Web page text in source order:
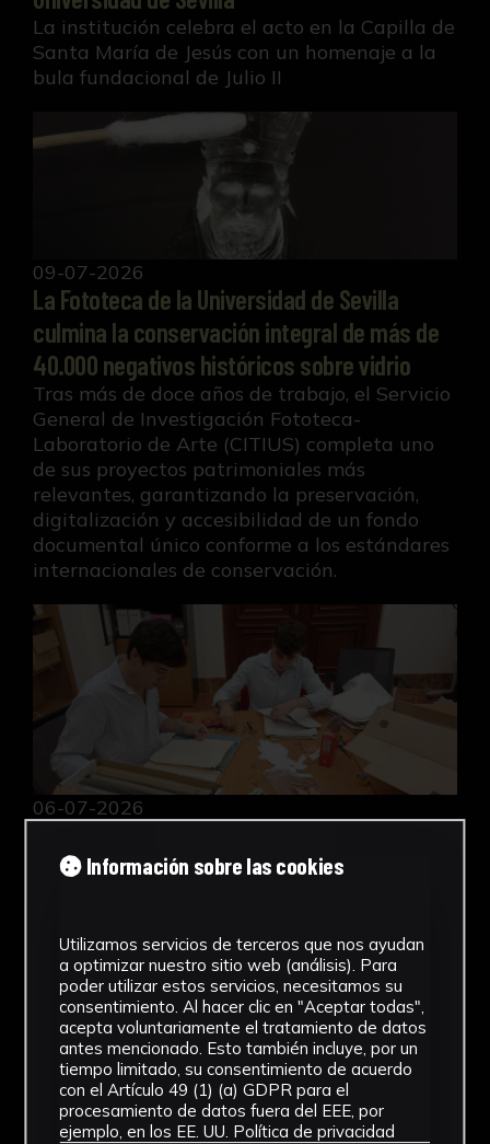
La institución celebra el acto en la Capilla de
Santa María de Jesús con un homenaje a la
bula fundacional de Julio II
La Fototeca de la Universidad de Sevilla
09-07-2026
La Fototeca de la Universidad de Sevilla
culmina la conservación integral de más de
40.000 negativos históricos sobre vidrio
Tras más de doce años de trabajo, el Servicio
General de Investigación Fototeca-
Laboratorio de Arte (CITIUS) completa uno
de sus proyectos patrimoniales más
relevantes, garantizando la preservación,
digitalización y accesibilidad de un fondo
documental único conforme a los estándares
internacionales de conservación.
La Universidad de Sevilla impulsa la
06-07-2026
conservación preventiva del Fondo José Luis
futura consulta
Fallece Manolo Cuervo, artista imprescindible
Información sobre las cookies
Utilizamos servicios de terceros que nos ayudan
a optimizar nuestro sitio web (análisis). Para
poder utilizar estos servicios, necesitamos su
consentimiento. Al hacer clic en "Aceptar todas",
acepta voluntariamente el tratamiento de datos
antes mencionado. Esto también incluye, por un
tiempo limitado, su consentimiento de acuerdo
con el Artículo 49 (1) (a) GDPR para el
procesamiento de datos fuera del EEE, por
ejemplo, en los EE. UU. Política de privacidad